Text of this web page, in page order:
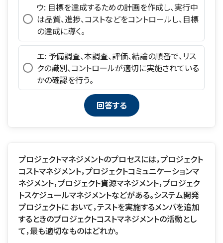
ウ: 目標を達成するための計画を作成し、実行中
は品質、進捗、コストなどをコントロールし、目標
の達成に導く。
エ: 予備調査、本調査、評価、結論の順番で、リス
クの識別、コントロールが適切に実施されている
かの確認を行う。
プロジェクトマネジメントのプロセスには，プロジェクト
コストマネジメント，プロジェクトコミュニケーションマ
ネジメント，プロジェクト資源マネジメント，プロジェク
トスケジュールマネジメントなどがある。システム開発
プロジェクトに おいて，テストを実施するメンバを追加
するときのプロジェクトコストマネジメントの活動とし
て，最も適切なものはどれか。